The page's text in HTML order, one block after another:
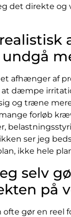
det direkte
afhænger af
dæmpe
og træne
forløb
ser jeg
ikke hele
selv
på
gør en reel